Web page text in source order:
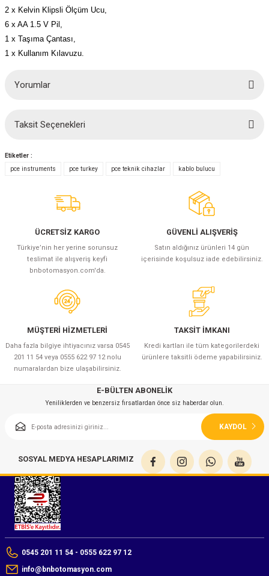
2 x Kelvin Klipsli Ölçüm Ucu,
6 x AA 1.5 V Pil,
1 x Taşıma Çantası,
1 x Kullanım Kılavuzu.
Yorumlar
Bu ürüne ilk yorumu siz yapın!
Yorum Yaz
Taksit Seçenekleri
Etiketler :
pce instruments
pce turkey pce teknik cihazlar kablo bulucu
ÜCRETSİZ KARGO
Türkiye’nin her yerine sorunsuz
teslimat ile alışveriş keyfi
bnbotomasyon.com'da.
GÜVENLİ ALIŞVERİŞ
Satın aldığınız ürünleri 14 gün
içerisinde koşulsuz iade edebilirsiniz.
MÜŞTERİ HİZMETLERİ
Daha fazla bilgiye ihtiyacınız varsa 0545
201 11 54 veya 0555 622 97 12 nolu
numaralardan bize ulaşabilirsiniz.
TAKSİT İMKANI
Kredi kartları ile tüm kategorilerdeki
ürünlere taksitli ödeme yapabilirsiniz.
E-BÜLTEN ABONELİK
Yeniliklerden ve benzersiz fırsatlardan önce siz haberdar olun.
KAYDOL
SOSYAL MEDYA HESAPLARIMIZ
0545 201 11 54 - 0555 622 97 12
info@bnbotomasyon.com